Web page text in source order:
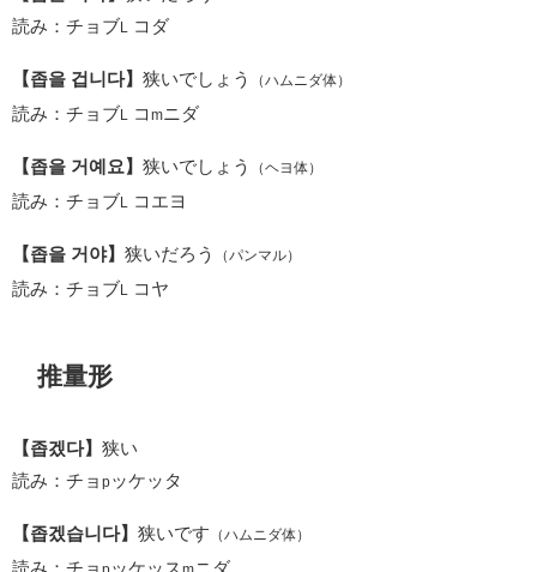
読み：チョブ
コダ
【좁을 겁니다】 狭いでしょう （ハムニダ体）
読み：チョブ コ m ニダ
【좁을 거예요】 狭いでしょう （ヘヨ体）
読み：チョブ コエヨ
【좁을 거야】 狭いだろう （パンマル）
読み：チョブ コヤ
推量形
【좁겠다】 狭い
読み：チョ pッケッタ
【좁겠습니다】 狭いです （ハムニダ体）
読み：チョ ッケッス ニダ